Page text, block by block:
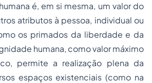
é, em si mesma, um valor do
atributos à pessoa, individual ou
os primados da liberdade e da
humana, como valor máximo
permite a realização plena da
espaços existenciais (como na